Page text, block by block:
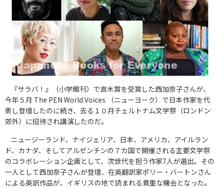
『サラバ！』（小学館刊）で直木賞を受賞した西加奈子さんが、
今年５月 The PEN World Voices （ニューヨーク）で日本作家を代
表し登壇したのに続き、去る１０月チェルトナム文学祭（ロンドン
郊外）に招待され講演したのだ。
ニュージーランド、ナイジェリア、日本、アメリカ、アイルラン
ド、カナダ、そしてアルゼンチンの７カ国で開催される主要文学祭
のコラボレーション企画として、次世代を担う作家7人が選出。その
一人として西加奈子さんが登壇、在英翻訳家ポリー・バートンさん
による英訳作品が、イギリスの地で読まれる貴重な機会となった。